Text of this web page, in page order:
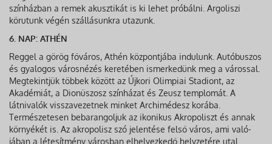
színházban a remek akusztikát is ki lehet próbálni. Argoliszi
körutunk végén szállásunkra utazunk.
6. NAP: ATHÉN
Reggel a görög főváros, Athén központjába indulunk. Autóbuszos
és gyalogos városnézés keretében ismerkedünk meg a várossal.
Megtekintjük többek között az Újkori Olimpiai Stadiont, az
Akadémiát, a Dionüszosz színházat és Zeusz temp­lomát. A
látnivalók visszavezetnek minket Archimédesz korába.
Természetesen bebarangoljuk az ikonikus Akropoliszt és annak
környékét is. Az akropolisz szó jelentése felső város, ami való­
jában a létesítmény városban elhelyezkedő helyzetére utal.